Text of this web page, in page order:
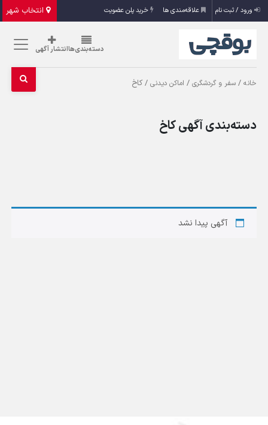
انتخاب شهر ورود / ثبت نام علاقه‌مندی ها خرید پلن عضویت
دسته‌بندی‌هاانتشار آگهی
خانه /سفر و گردشگری / اماکن دیدنی / کاخ
دسته‌بندی آگهی کاخ
آگهی پیدا نشد